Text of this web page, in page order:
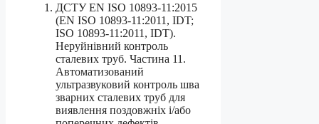
ДСТУ EN ISO 10893-11:2015
(EN ISO 10893-11:2011, IDT;
ISO 10893-11:2011, IDT).
Неруйнівний контроль
сталевих труб. Частина 11.
Автоматизований
ультразвуковий контроль шва
зварних сталевих труб для
виявлення поздовжніх і/або